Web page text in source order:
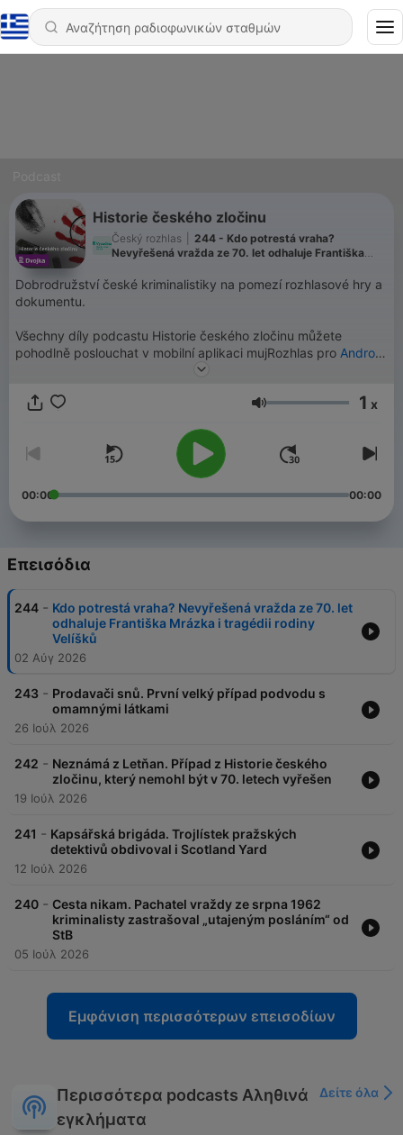
Historie českého zločinu
Český rozhlas
244 - Kdo potrestá vraha?
Nevyřešená vražda ze 70. let odhaluje Františka
Dobrodružství české kriminalistiky na pomezí rozhlasové hry a
dokumentu.
Všechny díly podcastu Historie českého zločinu můžete
pohodlně poslouchat v mobilní aplikaci mujRozhlas pro Android
mujRozhlas.cz
Ένταση 1 x
00:00 00:00
Επεισόδια
244 - Kdo potrestá vraha? Nevyřešená vražda ze 70. let
odhaluje Františka Mrázka i tragédii rodiny
Velíšků
02 Αύγ 2026
243 - Prodavači snů. První velký případ podvodu s
omamnými látkami
26 Ιούλ 2026
242 - Neznámá z Letňan. Případ z Historie českého
zločinu, který nemohl být v 70. letech vyřešen
19 Ιούλ 2026
241 - Kapsářská brigáda. Trojlístek pražských
detektivů obdivoval i Scotland Yard
12 Ιούλ 2026
240 - Cesta nikam. Pachatel vraždy ze srpna 1962
kriminalisty zastrašoval „utajeným posláním“ od
StB
05 Ιούλ 2026
Εμφάνιση περισσότερων επεισοδίων
Περισσότερα podcasts Αληθινά
εγκλήματα
Δείτε όλα